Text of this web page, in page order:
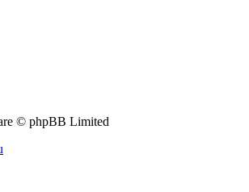
© phpBB Limited